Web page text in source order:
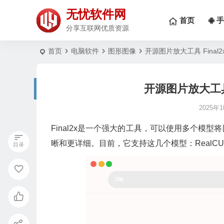
无忧软件网
分享互联网优质资源
首页
首页 电脑软件 图形图像 开源图片放大工具
开源图片放大
2025年
Final2x是一个强大的工具，可以使用多个模型
晰和更详细。目前，它支持这几个模型：